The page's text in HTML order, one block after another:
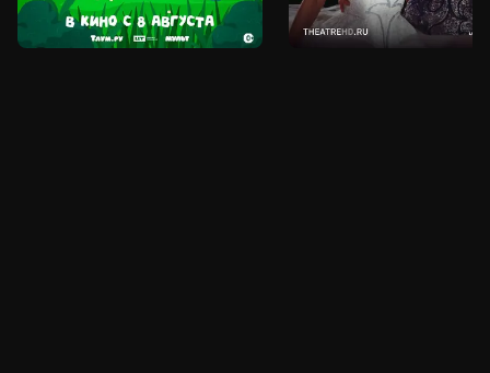
Длительность
1 ч 14 мин
В прокате
с 25 июня до 15 июля
Пушкинская картаМожно оплатить